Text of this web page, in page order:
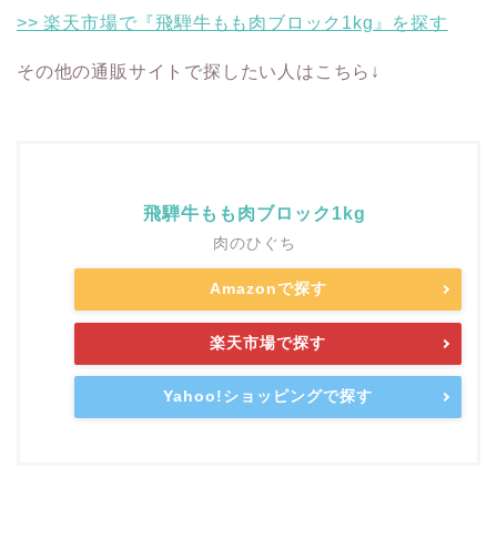
>> 楽天市場で『飛騨牛もも肉ブロック1kg』を探す
その他の通販サイトで探したい人はこちら↓
飛騨牛もも肉ブロック1kg
肉のひぐち
Amazonで探す
楽天市場で探す
Yahoo!ショッピングで探す